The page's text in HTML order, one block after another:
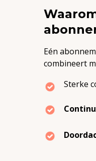
Eén
combineert
Sterke